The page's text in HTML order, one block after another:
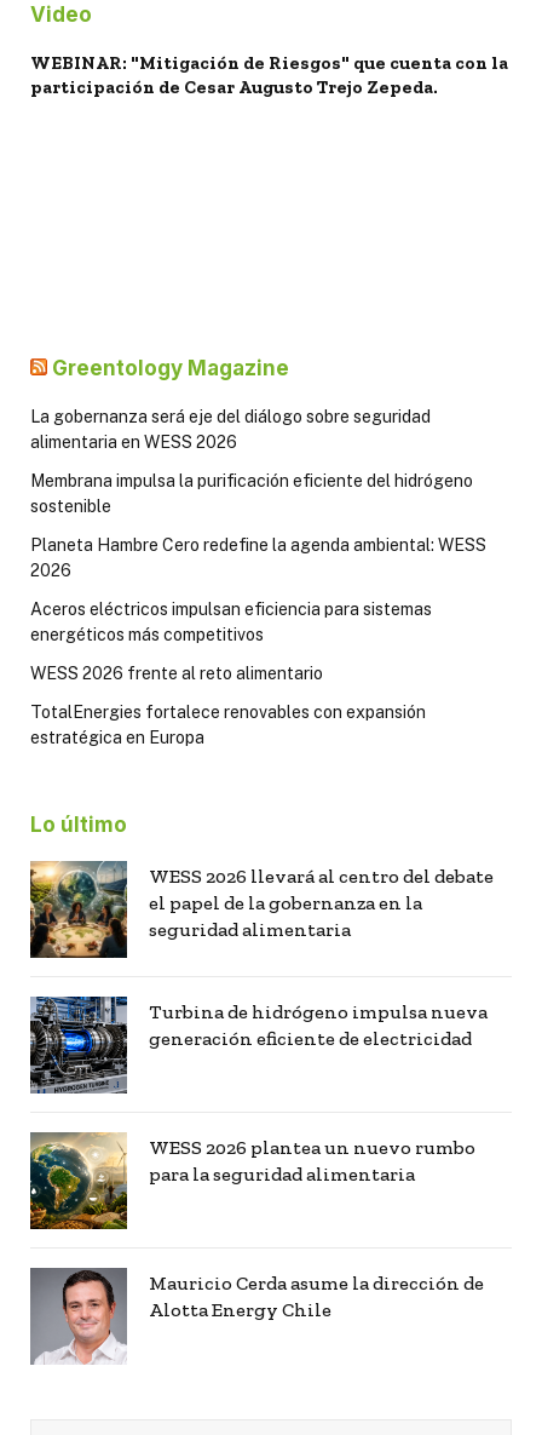
Video
WEBINAR: "Mitigación de Riesgos" que cuenta con la
participación de Cesar Augusto Trejo Zepeda.
Greentology Magazine
La gobernanza será eje del diálogo sobre seguridad
alimentaria en WESS 2026
Membrana impulsa la purificación eficiente del hidrógeno
sostenible
Planeta Hambre Cero redefine la agenda ambiental: WESS
2026
Aceros eléctricos impulsan eficiencia para sistemas
energéticos más competitivos
WESS 2026 frente al reto alimentario
TotalEnergies fortalece renovables con expansión
estratégica en Europa
Lo último
WESS 2026 llevará al centro del debate
el papel de la gobernanza en la
seguridad alimentaria
Turbina de hidrógeno impulsa nueva
generación eficiente de electricidad
WESS 2026 plantea un nuevo rumbo
para la seguridad alimentaria
Mauricio Cerda asume la dirección de
Alotta Energy Chile